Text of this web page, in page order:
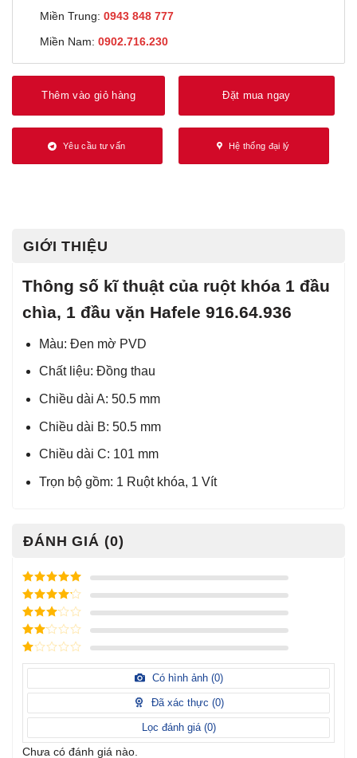
Miền Trung: 0943 848 777
Miền Nam: 0902.716.230
Thêm vào giỏ hàng Đặt mua ngay
Yêu cầu tư vấn Hệ thống đại lý
GIỚI THIỆU
Thông số kĩ thuật của ruột khóa 1 đầu
chìa, 1 đầu vặn Hafele 916.64.936
Màu: Đen mờ PVD
Chất liệu: Đồng thau
Chiều dài A: 50.5 mm
Chiều dài B: 50.5 mm
Chiều dài C: 101 mm
Trọn bộ gồm: 1 Ruột khóa, 1 Vít
ĐÁNH GIÁ (0)
Được xếp
hạng
5
5
sao
Được xếp
hạng
4
5
sao
Được
xếp
hạng3
5 sao
Được
hạng
sao
Được
hạng
sao
Có hình ảnh (0)
Đã xác thực (0)
Lọc đánh giá (0)
Chưa có đánh giá nào.